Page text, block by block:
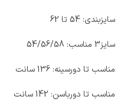
سایزبندی: 54 تا 62
سایز3 مناسب: 54/56/58
مناسب تا دورسینه: 136 سانت
مناسب تا دورباسن: 142 سانت